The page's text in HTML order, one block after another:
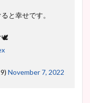
の太ってた時の体重が
ト方は？昔と現在を画
と幸せです。
🕊
November 7, 2022